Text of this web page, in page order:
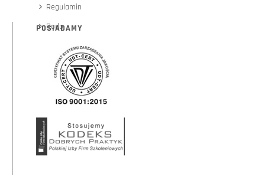
Regulamin
Rodo
POSIADAMY